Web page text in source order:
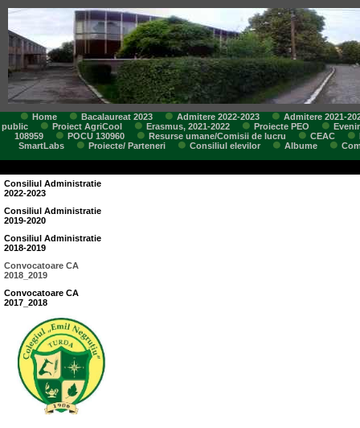
Home Bacalaureat 2023 Admitere 2022-2023
Admitere 2021-
public
Proiect AgriCool Erasmus, 2021-2022 Proiecte PEO
108959
POCU 130960 Resurse umane/Comisii de lucru CEAC
SmartLabs
Proiecte/ Parteneri Consiliul elevilor Albume
Consiliul Administratie
2022-2023
Consiliul Administratie
2019-2020
Consiliul Administratie
2018-2019
Convocatoare CA
2018_2019
Convocatoare CA
2017_2018